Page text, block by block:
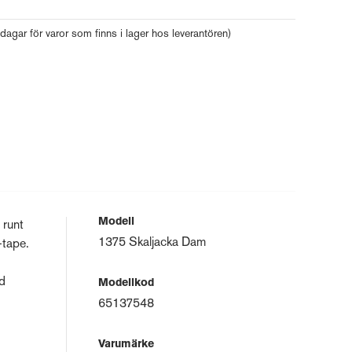
för varor som finns i lager hos leverantören)
runt
Modell
1375 Skaljacka Dam
Modellkod
65137548
Varumärke